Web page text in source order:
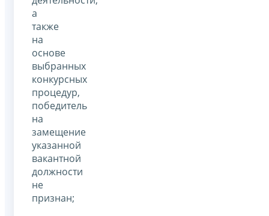
а
также
на
основе
выбранных
конкурсных
процедур,
победитель
на
замещение
указанной
вакантной
должности
не
признан;